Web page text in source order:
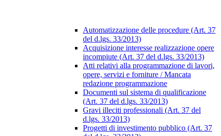
Automatizzazione delle procedure (Art. 37
del d.lgs. 33/2013)
Acquisizione interesse realizzazione opere
incompiute (Art. 37 del d.lgs. 33/2013)
Atti relativi alla programmazione di lavori,
opere, servizi e forniture / Mancata
redazione programmazione
Documenti sul sistema di qualificazione
(Art. 37 del d.lgs. 33/2013)
Gravi illeciti professionali (Art. 37 del
d.lgs. 33/2013)
Progetti di investimento pubblico (Art. 37